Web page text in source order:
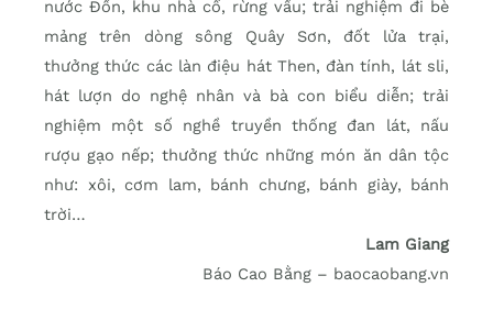
nước Đồn, khu nhà cổ, rừng vầu; trải nghiệm đi bè
mảng trên dòng sông Quây Sơn, đốt lửa trại,
thưởng thức các làn điệu hát Then, đàn tính, lát sli,
hát lượn do nghệ nhân và bà con biểu diễn; trải
nghiệm một số nghề truyền thống đan lát, nấu
rượu gạo nếp; thưởng thức những món ăn dân tộc
như: xôi, cơm lam, bánh chưng, bánh giày, bánh
trời…
Lam Giang
Báo Cao Bằng – baocaobang.vn